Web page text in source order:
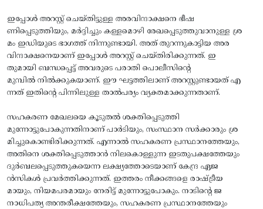
ഇപ്പോള്‍ അറസ്റ്റ്‌ ചെയ്‌തിട്ടുള്ള അരവിന്ദാക്ഷനെ ഭീഷ
ണിപ്പെടുത്തിയും, മര്‍ദ്ദിച്ചും കള്ളമൊഴി രേഖപ്പെടുത്തുവാനുള്ള ശ്ര
മം ഇഡിയുടെ ഭാഗത്ത്‌ നിന്നുണ്ടായി. അത്‌ തുറന്നുകാട്ടിയ അര
വിന്ദാക്ഷനെയാണ്‌ ഇപ്പോള്‍ അറസ്റ്റ്‌ ചെയ്‌തിരിക്കുന്നത്‌. ഇ
തുമായി ബന്ധപ്പെട്ട്‌ അവരുടെ പരാതി പൊലീസിന്റെ
മുമ്പില്‍ നില്‍ക്കുകയാണ്‌. ഈ ഘട്ടത്തിലാണ്‌ അറസ്റ്റുണ്ടായത്‌ എ
ന്നത്‌ ഇതിന്റെ പിന്നിലുള്ള താല്‍പര്യം വ്യക്തമാക്കുന്നതാണ്‌.
സഹകരണ മേഖലയെ കൂടുതല്‍ ശക്തിപ്പെടുത്തി
മുന്നോട്ടുപോകുന്നതിനാണ്‌ പാര്‍ടിയും, സംസ്ഥാന സര്‍ക്കാരും ശ്ര
മിച്ചുകൊണ്ടിരിക്കുന്നത്‌. എന്നാല്‍ സഹകരണ പ്രസ്ഥാനത്തേയും,
അതിനെ ശക്തിപ്പെടുത്താന്‍ നിലകൊള്ളുന്ന ഇടതുപക്ഷത്തേയും
ദുര്‍ബലപ്പെടുത്തുകയെന്ന ലക്ഷ്യത്തോടെയാണ്‌ കേന്ദ്ര ഏജ
ന്‍സികള്‍ പ്രവര്‍ത്തിക്കുന്നത്‌. ഇത്തരം നീക്കങ്ങളെ രാഷ്‌ട്രീയ
മായും, നിയമപരമായും നേരിട്ട്‌ മുന്നോട്ടുപോകും. നാടിന്റെ ജ
നാധിപത്യ അന്തരീക്ഷത്തേയും, സഹകരണ പ്രസ്ഥാനത്തേയും